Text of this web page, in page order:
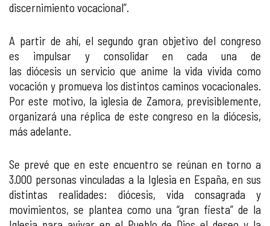
discernimiento vocacional”.
A partir de ahí, el segundo gran objetivo del congreso
es impulsar y consolidar en cada una de
las diócesis un servicio que anime la vida vivida como
vocación y promueva los distintos caminos vocacionales.
Por este motivo, la iglesia de Zamora, previsiblemente,
organizará una réplica de este congreso en la diócesis,
más adelante.
Se prevé que en este encuentro se reúnan en torno a
3.000 personas vinculadas a la Iglesia en España, en sus
distintas realidades: diócesis, vida consagrada y
movimientos, se plantea como una “gran fiesta” de la